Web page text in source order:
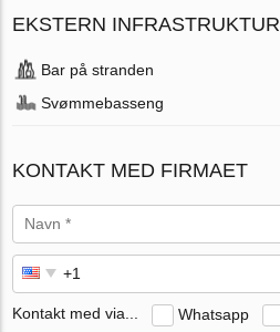
EKSTERN INFRASTRUKTUR
Bar på stranden
Svømmebasseng
KONTAKT MED FIRMAET
Kontakt med via... Whatsapp